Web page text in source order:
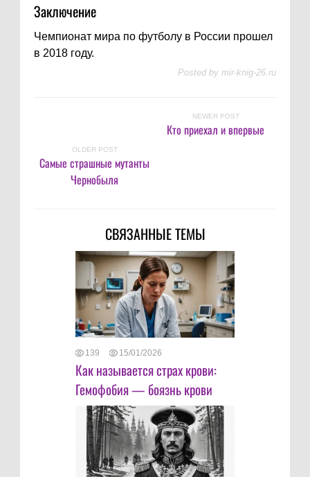
Заключение
Чемпионат мира по футболу в России прошел
в 2018 году.
Posted by mir-knig-26.ru
NEWER POST
Кто приехал и впервые
OLDER POST
Самые страшные мутанты
Чернобыля
СВЯЗАННЫЕ ТЕМЫ
139 15/01/2026
Как называется страх крови:
Гемофобия — боязнь крови